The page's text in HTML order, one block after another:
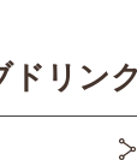
リン